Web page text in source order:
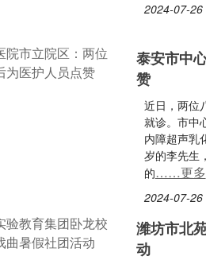
2024-07-
泰安市中
赞
近日，两位
就诊。市中
内障超声乳
岁的李先生
的……更多
2024-07-
潍坊市北
动